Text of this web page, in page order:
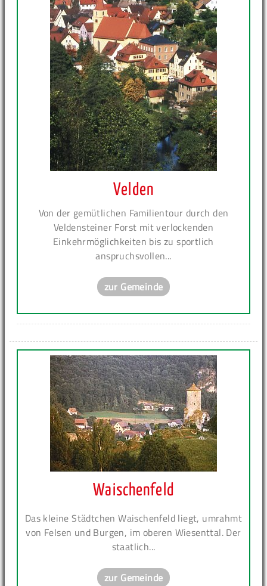
Velden
Von der gemütlichen Familientour durch den
Veldensteiner Forst mit verlockenden
Einkehrmöglichkeiten bis zu sportlich
anspruchsvollen...
zur Gemeinde
Waischenfeld
Das kleine Städtchen Waischenfeld liegt, umrahmt
von Felsen und Burgen, im oberen Wiesenttal. Der
staatlich...
zur Gemeinde